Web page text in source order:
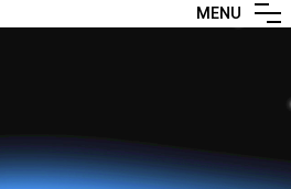
MENU
BUSINESS & SOLUTION
CUSTOMER & PATNERS